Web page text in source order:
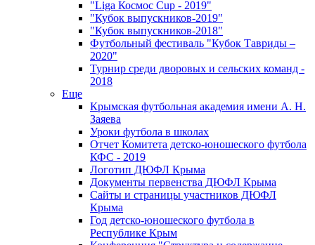
"Liga Космос Cup - 2019"
"Кубок выпускников-2019"
"Кубок выпускников-2018"
Футбольный фестиваль "Кубок Тавриды –
2020"
Турнир среди дворовых и сельских команд -
2018
Еще
Крымская футбольная академия имени А. Н.
Заяева
Уроки футбола в школах
Отчет Комитета детско-юношеского футбола
КФС - 2019
Логотип ДЮФЛ Крыма
Документы первенства ДЮФЛ Крыма
Сайты и страницы участников ДЮФЛ
Крыма
Год детско-юношеского футбола в
Республике Крым